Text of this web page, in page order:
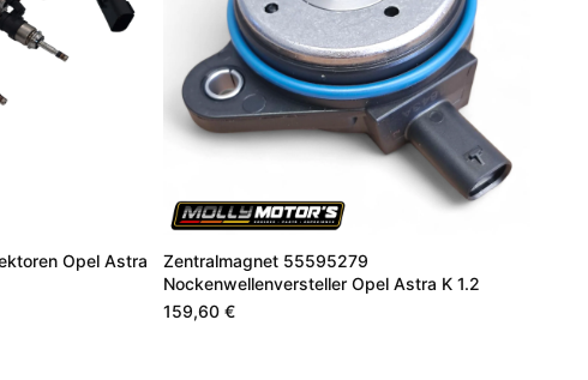
Opel Astra
Zentralmagnet 55595279
Nockenwellenversteller Opel Astra K 1.2
159,60 €